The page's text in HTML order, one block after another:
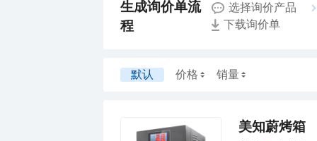
程
选择询价产品
下载询价单
默认 价格 销量
美知蔚烤箱